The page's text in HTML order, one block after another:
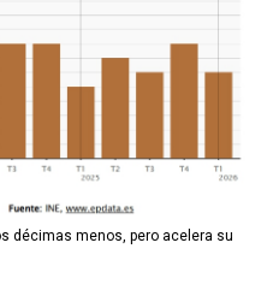
décimas menos, pero acelera su